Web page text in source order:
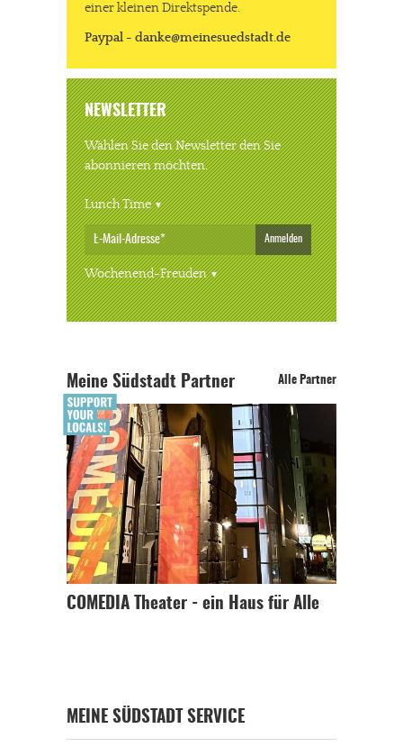
einer kleinen Direktspende.
Paypal - danke@meinesuedstadt.de
NEWSLETTER
Wählen Sie den Newsletter den Sie
abonnieren möchten.
Lunch Time
Anmelden
Wochenend-Freuden
Meine Südstadt Partner Alle Partner
COMEDIA Theater - ein Haus für Alle
MEINE SÜDSTADT SERVICE